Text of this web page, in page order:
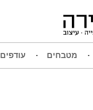
מטבחים עודפים